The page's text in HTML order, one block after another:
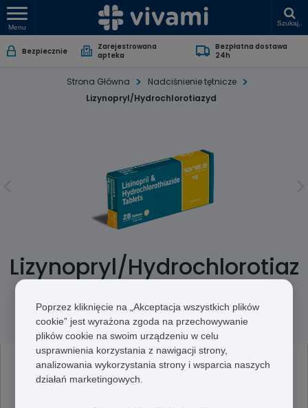
Menu
Szukaj..
Bezpiecznie
Zarejestrowana
apteka
Bezpłatna dostawa
24h
Strona Główna
Nadciśnienie tętnicze
Lizynopryl/Hydrochlorotiazyd
Lizynopryl/Hydrochlorotiaz
yd
Lizynopryl/Hydrochlorotiazyd
Lizynopryl/Hydrochlorotiazyd
10mg/12.5mg
Poprzez kliknięcie na „Akceptacja wszystkich plików
cookie” jest wyrażona zgoda na przechowywanie
plików cookie na swoim urządzeniu w celu
usprawnienia korzystania z nawigacji strony,
analizowania wykorzystania strony i wsparcia naszych
działań marketingowych.